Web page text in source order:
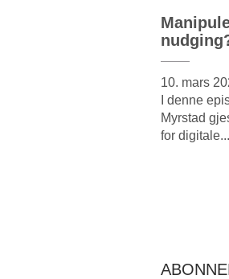
10. mars
I denne
Myrstad
for digitale...